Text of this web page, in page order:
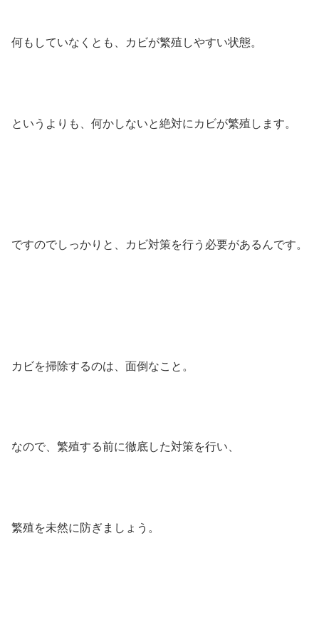
何もしていなくとも、カビが繁殖しやすい状態。
というよりも、何かしないと絶対にカビが繁殖します。
ですのでしっかりと、カビ対策を行う必要があるんです。
カビを掃除するのは、面倒なこと。
なので、繁殖する前に徹底した対策を行い、
繁殖を未然に防ぎましょう。